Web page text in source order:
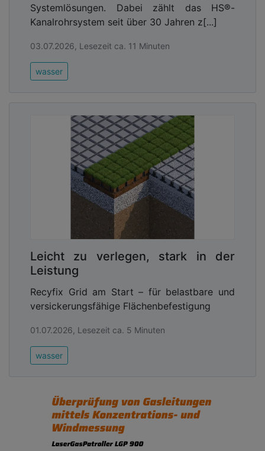
Systemlösungen. Dabei zählt das HS®-
Kanalrohrsystem seit über 30 Jahren z[...]
03.07.2026, Lesezeit ca. 11 Minuten
wasser
Leicht zu verlegen, stark in der
Leistung
Recyfix Grid am Start – für belastbare und
versickerungsfähige Flächenbefestigung
01.07.2026, Lesezeit ca. 5 Minuten
wasser